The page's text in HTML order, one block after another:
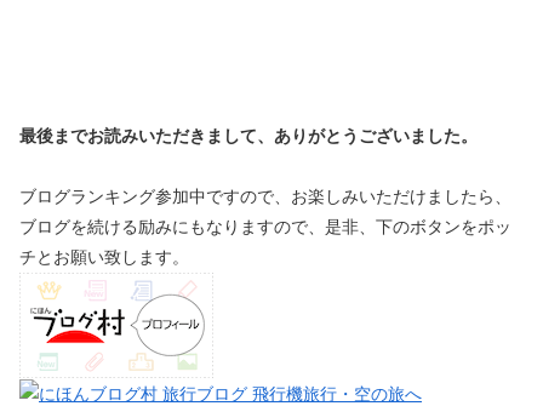
最後までお読みいただきまして、ありがとうございました。
ブログランキング参加中ですので、お楽しみいただけましたら、
ブログを続ける励みにもなりますので、是非、下のボタンをポッ
チとお願い致します。